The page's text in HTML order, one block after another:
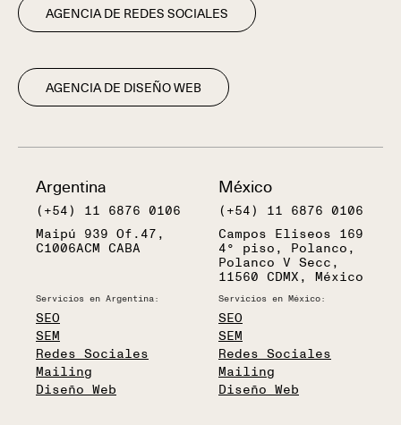
AGENCIA DE REDES SOCIALES
AGENCIA DE DISEÑO WEB
Argentina
(+54) 11 6876 0106
Maipú 939 Of.47,
C1006ACM CABA
Servicios en Argentina:
SEO
SEM
Redes Sociales
Mailing
Diseño Web
México
(+54) 11 6876 0106
Campos Eliseos 169
4° piso, Polanco,
Polanco V Secc,
11560 CDMX, México
Servicios en México:
SEO
SEM
Redes Sociales
Mailing
Diseño Web